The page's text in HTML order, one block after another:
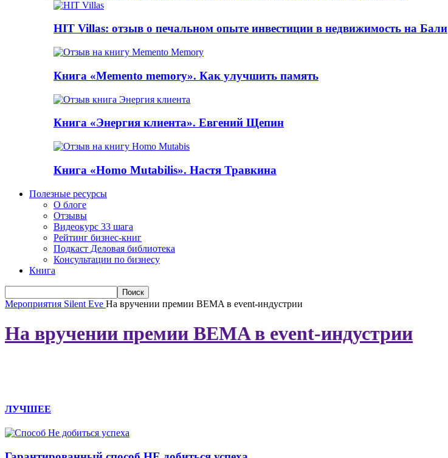
HIT Villas: отзыв о печальном опыте инвестиции в недвижимость на Бали
Книга «Memento memory». Как улучшить память
Книга «Энергия клиента». Евгений Щепин
Книга «Homo Mutabilis». Настя Травкина
Полезные ресурсы
О блоге
Отзывы
Видеокурс 33 шага
Рейтинг бизнес-книг
Подкаст Деловая библиотека
Консультации по бизнесу
Книга
Мероприятия Silent Eve На вручении премии BEMA в event-индустрии
На вручении премии BEMA в event-индустрии
ЛУЧШЕЕ